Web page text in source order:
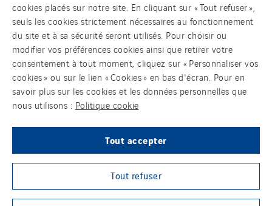
Mentions légales
Cookies
Accessibilité : Partiellement conforme
VINCI Energies CSIRT
Plan du site
Sites du groupe
cookies placés sur notre site. En cliquant sur « Tout refuser »,
seuls les cookies strictement nécessaires au fonctionnement
du site et à sa sécurité seront utilisés. Pour choisir ou
modifier vos préférences cookies ainsi que retirer votre
consentement à tout moment, cliquez sur « Personnaliser vos
cookies » ou sur le lien « Cookies » en bas d'écran. Pour en
savoir plus sur les cookies et les données personnelles que
nous utilisons : Politique cookie
Tout accepter
Tout refuser